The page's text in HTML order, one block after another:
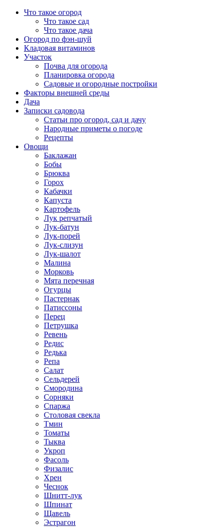
Перейти
содержимому
Что такое огород
Что такое сад
Что такое дача
Огород по фэн-шуй
Кладовая витаминов
Участок
Почва для огорода
Планировка огорода
Садовые и огородные постройки
Факторы внешней среды
Дача
Записки садовода
Статьи про огород, сад и дачу
Народные приметы о погоде
Рецепты
Овощи
Баклажан
Бобы
Брюква
Горох
Кабачки
Капуста
Картофель
Лук репчатый
Лук-батун
Лук-порей
Лук-слизун
Лук-шалот
Малина
Морковь
Мята перечная
Огурцы
Пастернак
Патиссоны
Перец
Петрушка
Ревень
Редис
Редька
Репа
Салат
Сельдерей
Смородина
Сорняки
Спаржа
Столовая свекла
Тмин
Томаты
Тыква
Укроп
Фасоль
Физалис
Хрен
Чеснок
Шнитт-лук
Шпинат
Щавель
Эстрагон